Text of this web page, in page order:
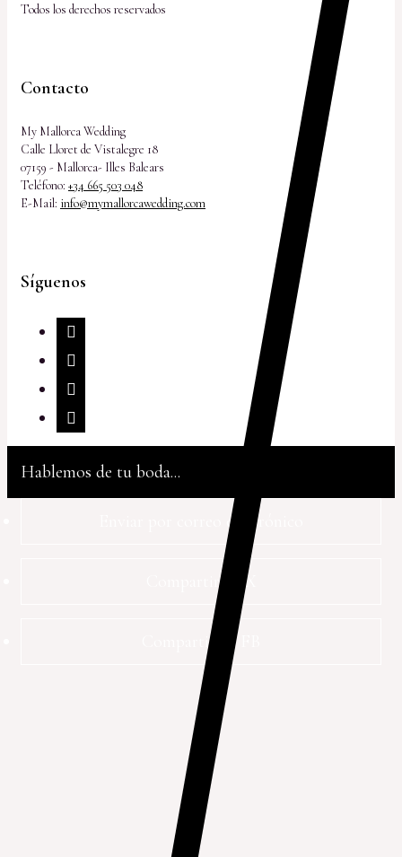
Todos los derechos reservados
Contacto
My Mallorca Wedding
Calle Lloret de Vistalegre 18
07159 - Mallorca- Illes Balears
Teléfono: +34 665 503 048
E-Mail: info@mymallorcawedding.com
Síguenos
Hablemos de tu boda...
Enviar por correo electrónico
Compartir en X
Compartir en FB